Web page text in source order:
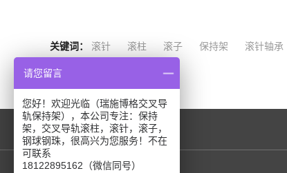
关键词： 滚针 滚柱 滚子 保持架 滚针轴承
请您留言
您好！欢迎光临（瑞施博格交叉导
轨保持架），本公司专注：保持
架，交叉导轨滚柱，滚针，滚子，
钢球钢珠，很高兴为您服务！不在
可联系
18122895162（微信同号）